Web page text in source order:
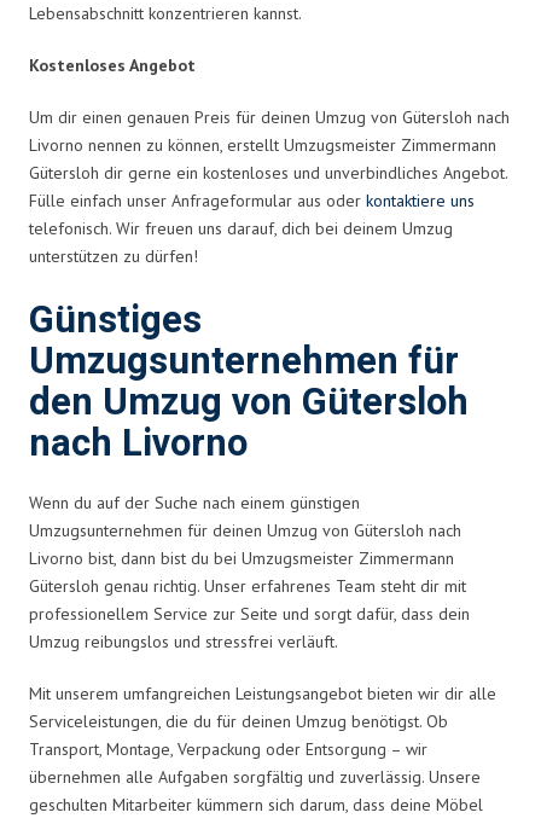
Lebensabschnitt konzentrieren kannst.
Kostenloses Angebot
Um dir einen genauen Preis für deinen Umzug von Gütersloh nach
Livorno nennen zu können, erstellt Umzugsmeister Zimmermann
Gütersloh dir gerne ein kostenloses und unverbindliches Angebot.
Fülle einfach unser Anfrageformular aus oder kontaktiere uns
telefonisch. Wir freuen uns darauf, dich bei deinem Umzug
unterstützen zu dürfen!
Günstiges
Umzugsunternehmen für
den Umzug von Gütersloh
nach Livorno
Wenn du auf der Suche nach einem günstigen
Umzugsunternehmen für deinen Umzug von Gütersloh nach
Livorno bist, dann bist du bei Umzugsmeister Zimmermann
Gütersloh genau richtig. Unser erfahrenes Team steht dir mit
professionellem Service zur Seite und sorgt dafür, dass dein
Umzug reibungslos und stressfrei verläuft.
Mit unserem umfangreichen Leistungsangebot bieten wir dir alle
Serviceleistungen, die du für deinen Umzug benötigst. Ob
Transport, Montage, Verpackung oder Entsorgung – wir
übernehmen alle Aufgaben sorgfältig und zuverlässig. Unsere
geschulten Mitarbeiter kümmern sich darum, dass deine Möbel